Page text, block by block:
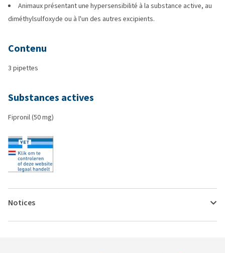
Animaux présentant une hypersensibilité à la substance active, au
diméthylsulfoxyde ou à l'un des autres excipients.
Contenu
3 pipettes
Substances actives
Fipronil (50 mg)
Notices